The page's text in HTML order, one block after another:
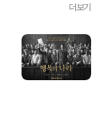
더보기